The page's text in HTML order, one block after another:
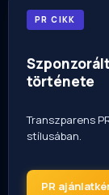
PR CIKK
története
Transzparens
stílusában.
PR